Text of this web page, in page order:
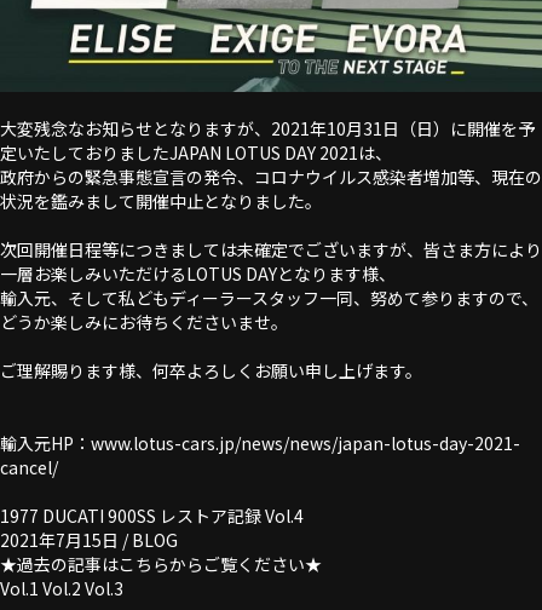
大変残念なお知らせとなりますが、2021年10月31日（日）に開催を予
定いたしておりましたJAPAN LOTUS DAY 2021は、
政府からの緊急事態宣言の発令、コロナウイルス感染者増加等、現在の
状況を鑑みまして開催中止となりました。
次回開催日程等につきましては未確定でございますが、皆さま方により
一層お楽しみいただけるLOTUS DAYとなります様、
輸入元、そして私どもディーラースタッフ一同、努めて参りますので、
どうか楽しみにお待ちくださいませ。
ご理解賜ります様、何卒よろしくお願い申し上げます。
輸入元HP： www.lotus-cars.jp/news/news/japan-lotus-day-2021-
cancel/
1977 DUCATI 900SS レストア記録 Vol.4
2021年7月15日 /BLOG
★過去の記事はこちらからご覧ください★
Vol.1 Vol.2 Vol.3